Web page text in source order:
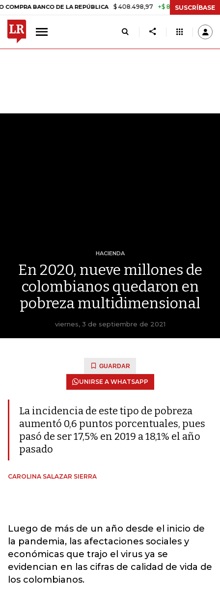
BANCO DE LA REPÚBLICA $ 408.498,97 +$ 8.753,81 +2,19%
SUSCRÍBASE
HACIENDA
En 2020, nueve millones de
colombianos quedaron en
pobreza multidimensional
viernes, 3 de septiembre de 2021
GUARDAR
UNIRSE A WHATSAPP
La incidencia de este tipo de pobreza
aumentó 0,6 puntos porcentuales, pues
pasó de ser 17,5% en 2019 a 18,1% el año
pasado
CAROLINA SALAZAR SIERRA
Luego de más de un año desde el inicio de
la pandemia, las afectaciones sociales y
económicas que trajo el virus ya se
evidencian en las cifras de calidad de vida de
los colombianos.